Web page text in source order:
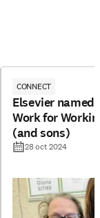
CONNECT
Elsevier named
Work for
(and sons)
28 oct 2024